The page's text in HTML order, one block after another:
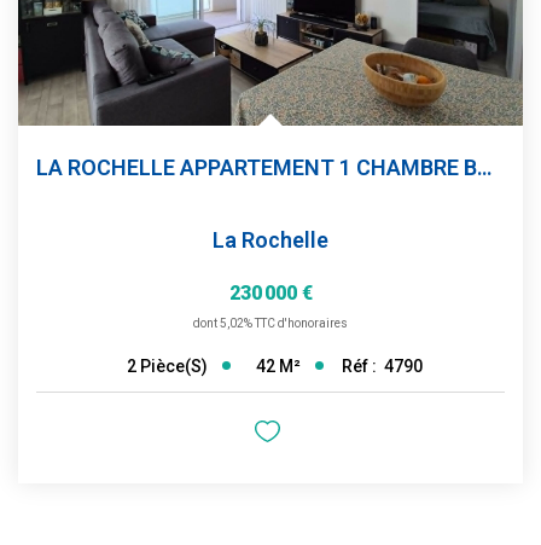
LA ROCHELLE APPARTEMENT 1 CHAMBRE BOX
La Rochelle
230 000 €
dont 5,02% TTC d'honoraires
2 Pièce(s) 42 M² Réf : 4790